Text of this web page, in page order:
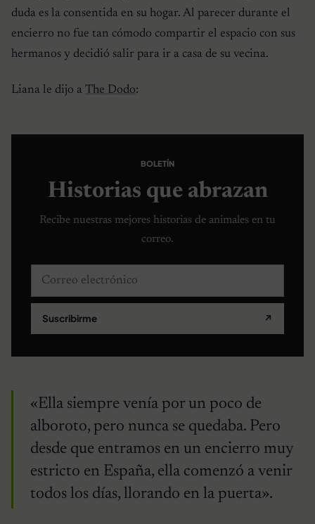
duda es la consentida en su hogar. Al parecer durante el
encierro no fue tan cómodo compartir el espacio con sus
hermanos y decidió salir para ir a casa de su vecina.
Liana le dijo a The Dodo:
BOLETÍN
Historias que abrazan
Recibe nuestras mejores historias de animales en tu
correo.
Correo electrónico
Suscribirme ↗
«Ella siempre venía por un poco de
alboroto, pero nunca se quedaba. Pero
desde que entramos en un encierro muy
estricto en España, ella comenzó a venir
todos los días, llorando en la puerta».